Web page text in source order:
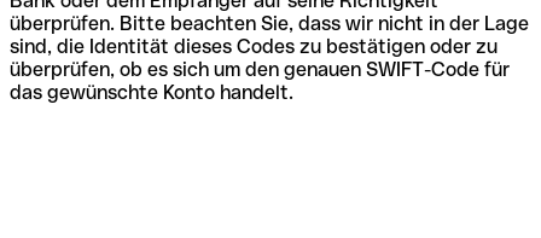
überprüfen. Bitte beachten Sie, dass wir nicht in der Lage
sind, die Identität dieses Codes zu bestätigen oder zu
überprüfen, ob es sich um den genauen SWIFT-Code für
das gewünschte Konto handelt.